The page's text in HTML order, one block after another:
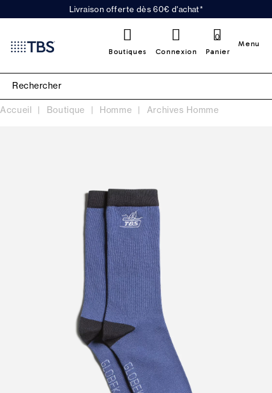
Livraison offerte dès 60€ d'achat*
Boutiques Connexion Panier
0
Menu
Accueil Boutique Homme Archives Homme